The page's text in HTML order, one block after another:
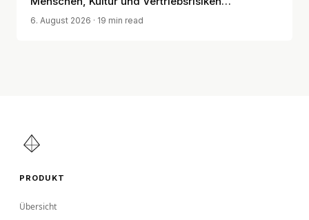
entscheidend sind
6. August 2026 · 19 min read
PRODUKT
Übersicht